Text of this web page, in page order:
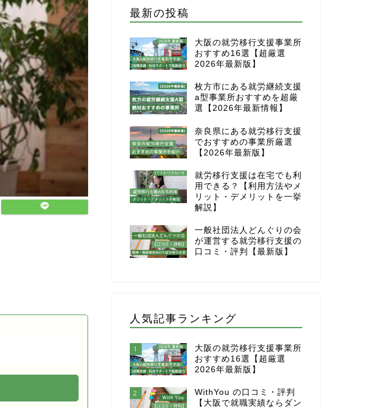
最新の投稿
大阪の就労移行支援事業所
おすすめ16選【超厳選
2026年最新版】
枚方市にある就労継続支援
a型事業所おすすめを超厳
選【2026年最新情報】
奈良県にある就労移行支援
でおすすめの事業所厳選
【2026年最新版】
就労移行支援は在宅でも利
用できる？【利用方法やメ
リット・デメリットを一挙
解説】
一般社団法人どんぐりの会
が運営する就労移行支援の
口コミ・評判【最新版】
人気記事ランキング
1
大阪の就労移行支援事業所
おすすめ16選【超厳選
2026年最新版】
2
WithYou の口コミ・評判
【大阪で就職実績ならダン